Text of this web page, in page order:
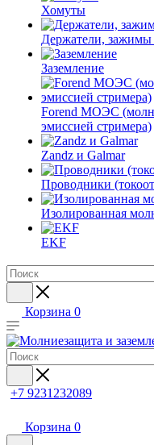
Хомуты
Держатели, зажимы
Заземление
Forend МОЭС
эмиссией стримера)
Zandz и Galmar
Проводники
Изолированная
EKF
Корзина 0
+7 9231232089
Корзина 0